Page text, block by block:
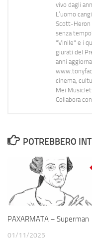
vivo dagli
L’uomo
Scott-Heron
senza
"Vinile" e i
giurati del
anni
cinema,
Mei
Collabora
POTREBBERO
PAXARMATA – Superman
01/11/2025